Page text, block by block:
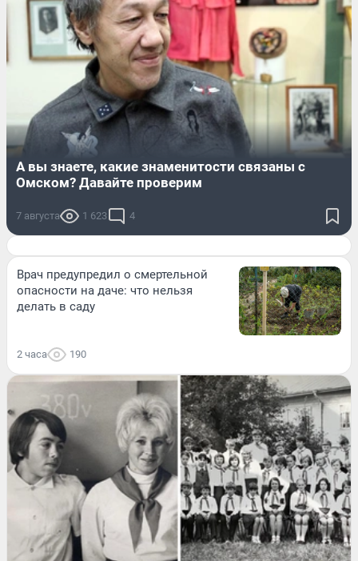
А вы знаете, какие знаменитости связаны с
Омском? Давайте проверим
7 августа 1 623 4
Врач предупредил о смертельной
опасности на даче: что нельзя
делать в саду
2 часа 190